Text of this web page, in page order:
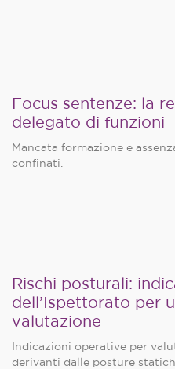
Focus sentenze: la
delegato di funzioni
Mancata formazione e
confinati.
Rischi posturali:
dell’Ispettorato per
valutazione
Indicazioni operative per
derivanti dalle posture